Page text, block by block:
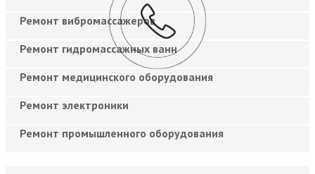
Ремонт вибромассажеров
Ремонт гидромассажных ванн
Ремонт медицинского оборудования
Ремонт электроники
Ремонт промышленного оборудования